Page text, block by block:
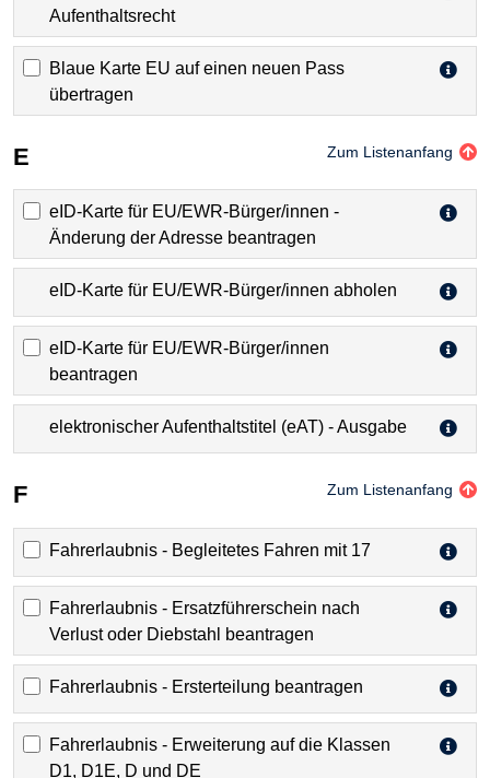
Aufenthaltsrecht
Blaue Karte EU auf einen neuen Pass
übertragen
E Zum Listenanfang
eID-Karte für EU/EWR-Bürger/innen -
Änderung der Adresse beantragen
eID-Karte für EU/EWR-Bürger/innen abholen
eID-Karte für EU/EWR-Bürger/innen
beantragen
elektronischer Aufenthaltstitel (eAT) - Ausgabe
F Zum Listenanfang
Fahrerlaubnis - Begleitetes Fahren mit 17
Fahrerlaubnis - Ersatzführerschein nach
Verlust oder Diebstahl beantragen
Fahrerlaubnis - Ersterteilung beantragen
Fahrerlaubnis - Erweiterung auf die Klassen
D1, D1E, D und DE